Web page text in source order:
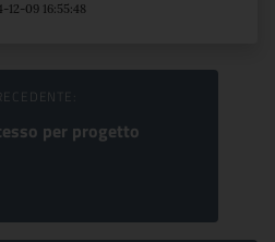
12-09 16:55:48
per progetto